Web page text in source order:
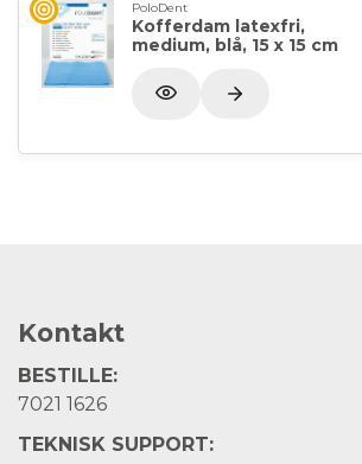
PoloDent
Kofferdam latexfri,
medium, blå, 15 x 15 cm
Kontakt
BESTILLE:
7021 1626
TEKNISK SUPPORT: